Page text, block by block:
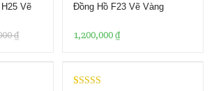
Vẽ
₫
Đồng Hồ F23 Vẽ Vàng
1,200,000 ₫